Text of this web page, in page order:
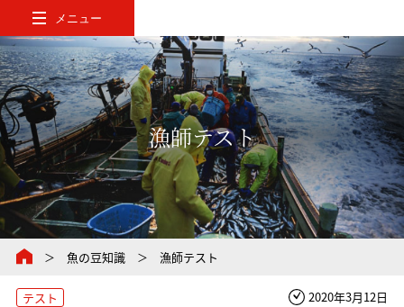
メニュー
漁師テスト
魚の豆知識 漁師テスト
2020年3月12日
テスト